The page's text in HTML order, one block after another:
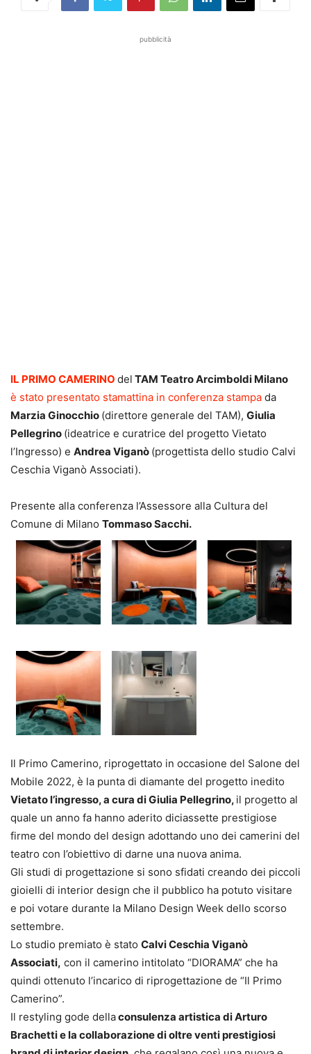
pubblicità
IL PRIMO CAMERINO del TAM Teatro Arcimboldi Milano
è stato presentato stamattina in conferenza stampa da
Marzia Ginocchio (direttore generale del TAM), Giulia
Pellegrino (ideatrice e curatrice del progetto Vietato
l’Ingresso) e Andrea Viganò (progettista dello studio Calvi
Ceschia Viganò Associati).
Presente alla conferenza l’Assessore alla Cultura del
Comune di Milano Tommaso Sacchi.
Il Primo Camerino, riprogettato in occasione del Salone del
Mobile 2022, è la punta di diamante del progetto inedito
Vietato l’ingresso, a cura di Giulia Pellegrino, il progetto al
quale un anno fa hanno aderito diciassette prestigiose
firme del mondo del design adottando uno dei camerini del
teatro con l’obiettivo di darne una nuova anima.
Gli studi di progettazione si sono sfidati creando dei piccoli
gioielli di interior design che il pubblico ha potuto visitare
e poi votare durante la Milano Design Week dello scorso
settembre.
Lo studio premiato è stato Calvi Ceschia Viganò
Associati, con il camerino intitolato “DIORAMA” che ha
quindi ottenuto l’incarico di riprogettazione de “Il Primo
Camerino”.
Il restyling gode dellaconsulenza artistica di Arturo
Brachetti e la collaborazione di oltre venti prestigiosi